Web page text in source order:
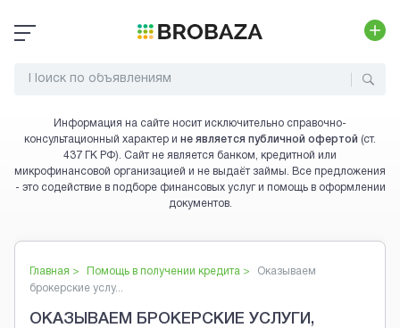
Информация на сайте носит исключительно справочно-
консультационный характер и не является публичной офертой (ст.
437 ГК РФ). Сайт не является банком, кредитной или
микрофинансовой организацией и не выдаёт займы. Все предложения
- это содействие в подборе финансовых услуг и помощь в оформлении
документов.
Главная > Помощь в получении кредита >
Оказываем
брокерские услу...
ОКАЗЫВАЕМ БРОКЕРСКИЕ УСЛУГИ,